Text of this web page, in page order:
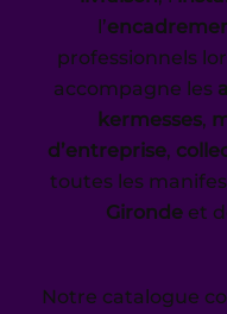
l’
professionnels
accompagne les
kermesses,
d’entreprise,
toutes les
Girondeet
Notre catalogue